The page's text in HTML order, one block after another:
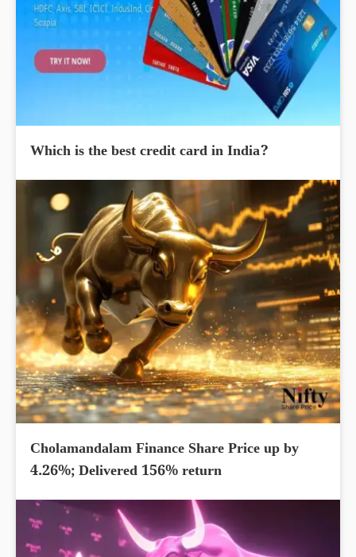
Which is the best credit card in India?
Cholamandalam Finance Share Price up by
4.26%; Delivered 156% return